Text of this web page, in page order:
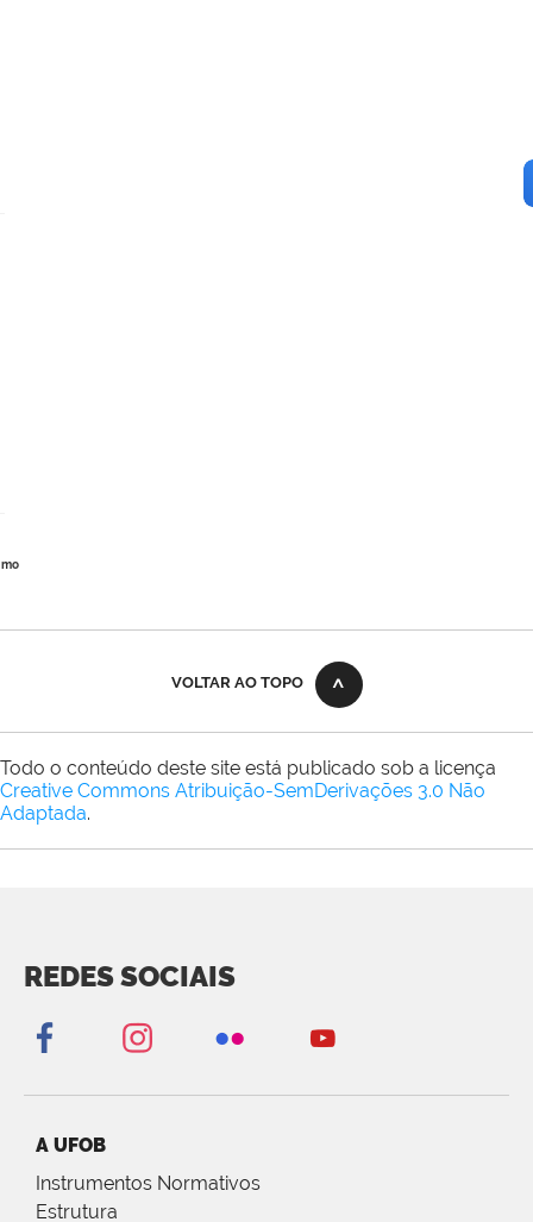
VOLTAR AO TOPO
Todo o conteúdo deste site está publicado sob a licença
Creative Commons Atribuição-SemDerivações 3.0 Não
Adaptada.
REDES SOCIAIS
A UFOB
Instrumentos Normativos
Estrutura